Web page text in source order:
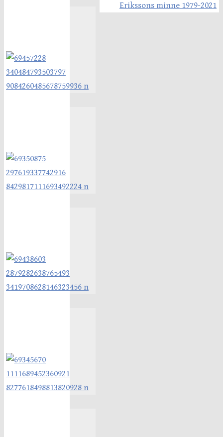
Erikssons minne 1979-2021